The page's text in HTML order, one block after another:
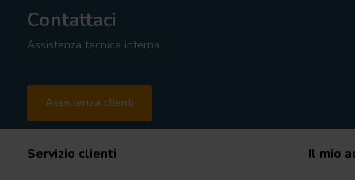
Contattaci
Assistenza tecnica interna
Assistenza clienti
Servizio clienti Il mio